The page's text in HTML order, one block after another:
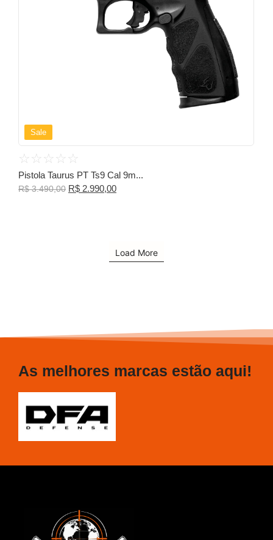
Sale
☆ ☆ ☆ ☆ ☆
Pistola Taurus PT Ts9 Cal 9m...
R$3.490,00 R$ 2.990,00
Load More
As melhores marcas estão aqui!